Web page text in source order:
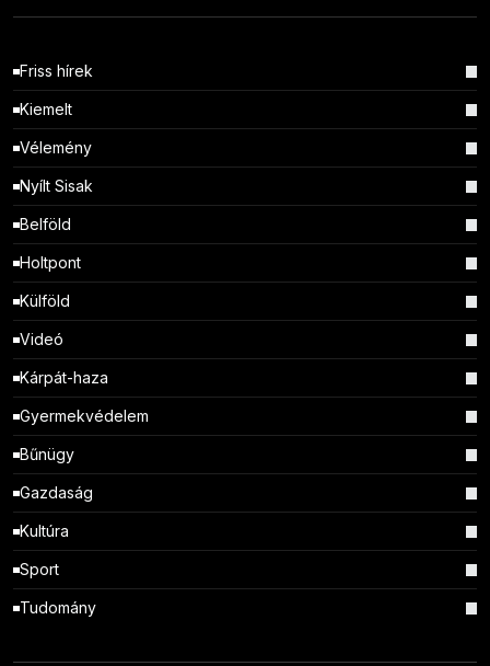
Friss hírek
Kiemelt
Vélemény
Nyílt Sisak
Belföld
Holtpont
Külföld
Videó
Kárpát-haza
Gyermekvédelem
Bűnügy
Gazdaság
Kultúra
Sport
Tudomány